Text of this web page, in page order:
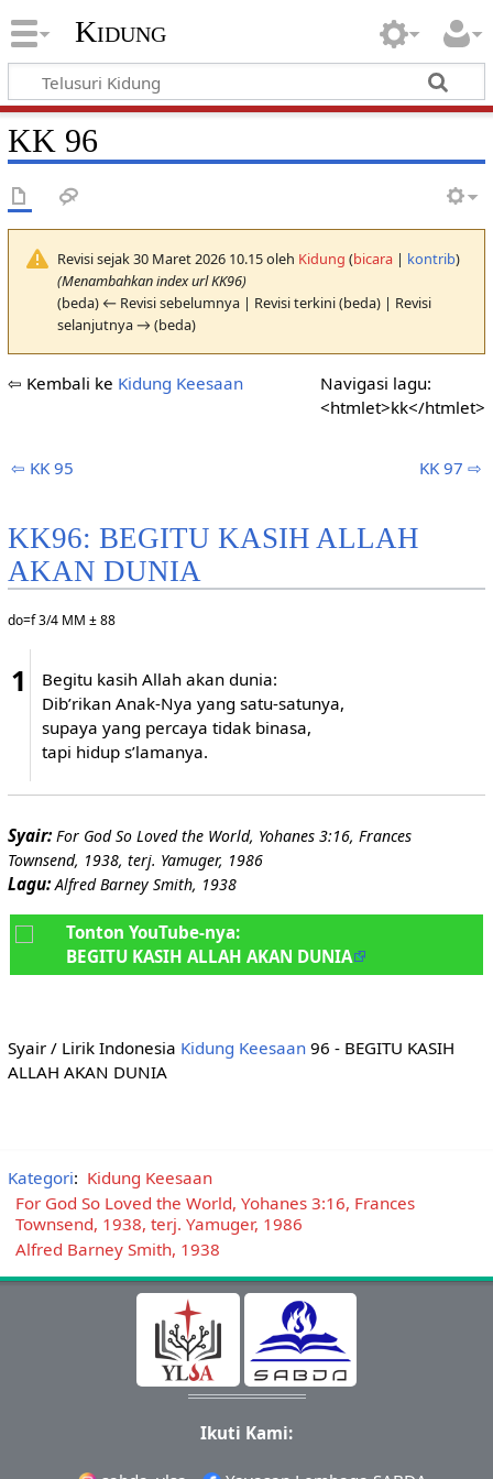
Kidung
KK 96
Revisi sejak 30 Maret 2026 10.15 oleh Kidung (bicara| kontrib)
(Menambahkan index url KK96)
(beda) ← Revisi sebelumnya | Revisi terkini (beda) | Revisi
selanjutnya → (beda)
Navigasi lagu:
<htmlet>kk</htmlet>
⇦ Kembali ke Kidung Keesaan
⇦ KK 95 KK 97 ⇨
KK96: BEGITU KASIH ALLAH
AKAN DUNIA
do=f 3/4 MM ± 88
1
Begitu kasih Allah akan dunia:
Dib’rikan Anak-Nya yang satu-satunya,
supaya yang percaya tidak binasa,
tapi hidup s’lamanya.
Syair: For God So Loved the World, Yohanes 3:16, Frances
Townsend, 1938, terj. Yamuger, 1986
Lagu: Alfred Barney Smith, 1938
Tonton YouTube-nya:
BEGITU KASIH ALLAH AKAN DUNIA
Syair / Lirik Indonesia Kidung Keesaan96 - BEGITU KASIH
ALLAH AKAN DUNIA
Kategori: Kidung Keesaan
For God So Loved the World, Yohanes 3:16, Frances
Townsend, 1938, terj. Yamuger, 1986
Alfred Barney Smith, 1938
Ikuti Kami: